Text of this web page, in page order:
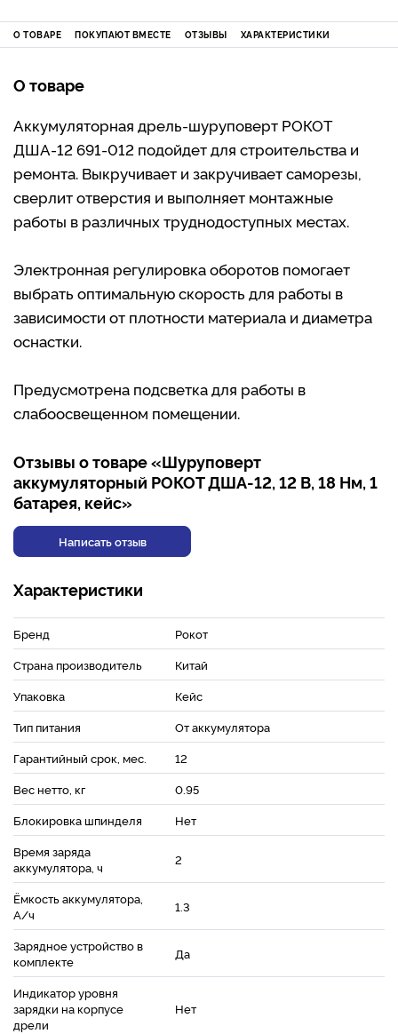
О ТОВАРЕ ПОКУПАЮТ ВМЕСТЕ ОТЗЫВЫ ХАРАКТЕРИСТИКИ
О товаре
Аккумуляторная дрель-шуруповерт РОКОТ
ДША-12 691-012 подойдет для строительства и
ремонта. Выкручивает и закручивает саморезы,
сверлит отверстия и выполняет монтажные
работы в различных труднодоступных местах.
Электронная регулировка оборотов помогает
выбрать оптимальную скорость для работы в
зависимости от плотности материала и диаметра
оснастки.
Предусмотрена подсветка для работы в
слабоосвещенном помещении.
Отзывы о товаре «Шуруповерт
аккумуляторный РОКОТ ДША-12, 12 В, 18 Нм, 1
батарея, кейс»
Написать отзыв
Характеристики
Бренд
Рокот
Страна производитель
Китай
Упаковка
Кейс
Тип питания
От аккумулятора
Гарантийный срок, мес.
12
Вес нетто, кг
0.95
Блокировка шпинделя
Нет
Время заряда
аккумулятора, ч
2
Ёмкость аккумулятора,
А/ч
1.3
Зарядное устройство в
комплекте
Да
Индикатор уровня
зарядки на корпусе
дрели
Нет